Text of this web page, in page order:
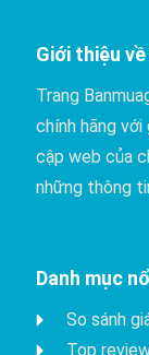
Giới thiệu
Trang
chính hãng
cập web của
những thông
Danh mục
So sánh
Top